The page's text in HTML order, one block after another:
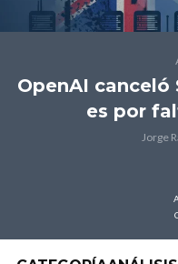
OpenAI
es por
Jorge